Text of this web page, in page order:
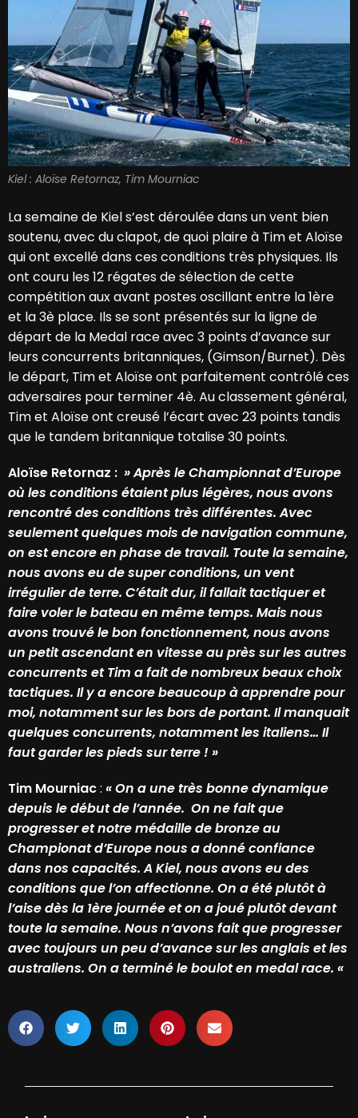
Kiel : Aloïse Retornaz, Tim Mourniac
La semaine de Kiel s’est déroulée dans un vent bien
soutenu, avec du clapot, de quoi plaire à Tim et Aloïse
qui ont excellé dans ces conditions très physiques. Ils
ont couru les 12 régates de sélection de cette
compétition aux avant postes oscillant entre la 1ère
et la 3è place. Ils se sont présentés sur la ligne de
départ de la Medal race avec 3 points d’avance sur
leurs concurrents britanniques, (Gimson/Burnet). Dès
le départ, Tim et Aloïse ont parfaitement contrôlé ces
adversaires pour terminer 4è. Au classement général,
Tim et Aloïse ont creusé l’écart avec 23 points tandis
que le tandem britannique totalise 30 points.
Aloïse Retornaz : » Après le Championnat d’Europe
où les conditions étaient plus légères, nous avons
rencontré des conditions très différentes. Avec
seulement quelques mois de navigation commune,
on est encore en phase de travail. Toute la semaine,
nous avons eu de super conditions, un vent
irrégulier de terre. C’était dur, il fallait tactiquer et
faire voler le bateau en même temps. Mais nous
avons trouvé le bon fonctionnement, nous avons
un petit ascendant en vitesse au près sur les autres
concurrents et Tim a fait de nombreux beaux choix
tactiques. Il y a encore beaucoup à apprendre pour
moi, notamment sur les bors de portant. Il manquait
quelques concurrents, notamment les italiens… Il
faut garder les pieds sur terre ! »
Tim Mourniac: « On a une très bonne dynamique
depuis le début de l’année. On ne fait que
progresser et notre médaille de bronze au
Championat d’Europe nous a donné confiance
dans nos capacités. A Kiel, nous avons eu des
conditions que l’on affectionne. On a été plutôt à
l’aise dès la 1ère journée et on a joué plutôt devant
toute la semaine. Nous n’avons fait que progresser
avec toujours un peu d’avance sur les anglais et les
australiens. On a terminé le boulot en medal race. «